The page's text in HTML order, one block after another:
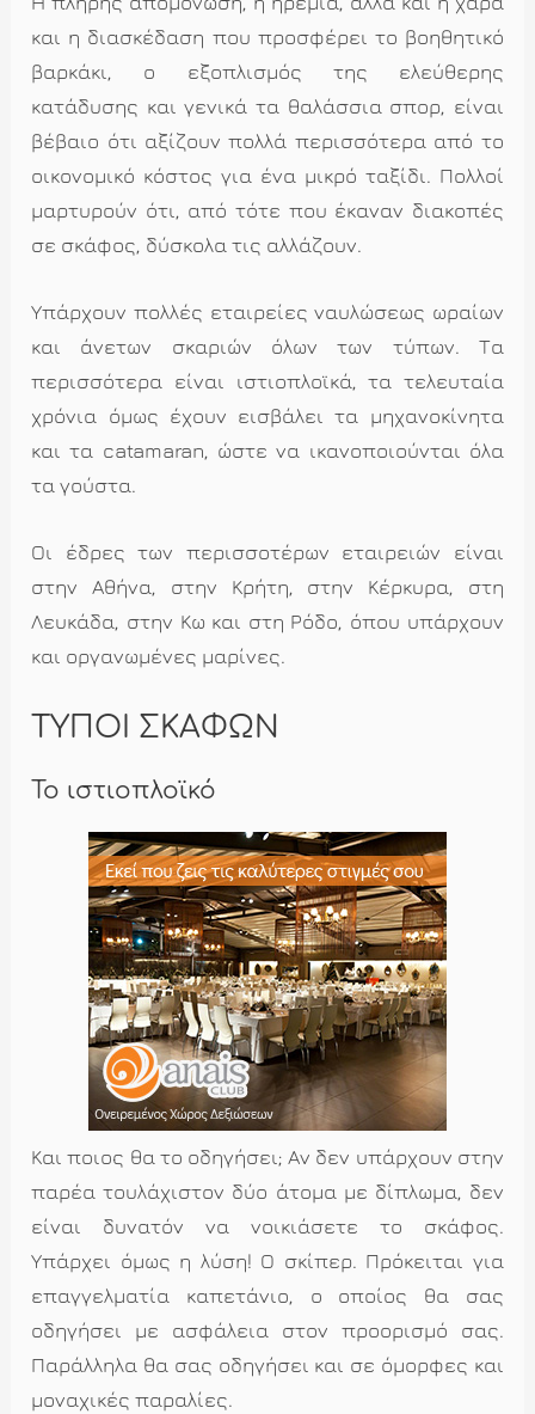
και η διασκέδαση που προσφέρει το βοηθητικό
βαρκάκι, ο εξοπλισμός της ελεύθερης
κατάδυσης και γενικά τα θαλάσσια σπορ, είναι
βέβαιο ότι αξίζουν πολλά περισσότερα από το
οικονομικό κόστος για ένα μικρό ταξίδι. Πολλοί
μαρτυρούν ότι, από τότε που έκαναν διακοπές
σε σκάφος, δύσκολα τις αλλάζουν.
Υπάρχουν πολλές εταιρείες ναυλώσεως ωραίων
και άνετων σκαριών όλων των τύπων. Τα
περισσότερα είναι ιστιοπλοϊκά, τα τελευταία
χρόνια όμως έχουν εισβάλει τα μηχανοκίνητα
και τα catamaran, ώστε να ικανοποιούνται όλα
τα γούστα.
Οι έδρες των περισσοτέρων εταιρειών είναι
στην Αθήνα, στην Κρήτη, στην Κέρκυρα, στη
Λευκάδα, στην Κω και στη Ρόδο, όπου υπάρχουν
και οργανωμένες μαρίνες.
ΤΥΠΟΙ ΣΚΑΦΩΝ
Το ιστιοπλοϊκό
Και ποιος θα το οδηγήσει; Αν δεν υπάρχουν στην
παρέα τουλάχιστον δύο άτομα με δίπλωμα, δεν
είναι δυνατόν να νοικιάσετε το σκάφος.
Υπάρχει όμως η λύση! Ο σκίπερ. Πρόκειται για
επαγγελματία καπετάνιο, ο οποίος θα σας
οδηγήσει με ασφάλεια στον προορισμό σας.
Παράλληλα θα σας οδηγήσει και σε όμορφες και
μοναχικές παραλίες.